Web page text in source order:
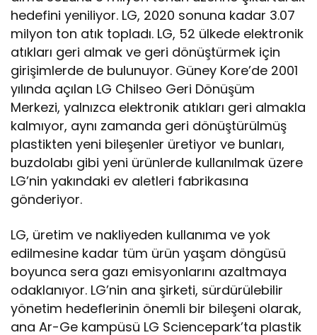
hedefini yeniliyor. LG, 2020 sonuna kadar 3.07
milyon ton atık topladı. LG, 52 ülkede elektronik
atıkları geri almak ve geri dönüştürmek için
girişimlerde de bulunuyor. Güney Kore’de 2001
yılında açılan LG Chilseo Geri Dönüşüm
Merkezi, yalnızca elektronik atıkları geri almakla
kalmıyor, aynı zamanda geri dönüştürülmüş
plastikten yeni bileşenler üretiyor ve bunları,
buzdolabı gibi yeni ürünlerde kullanılmak üzere
LG’nin yakındaki ev aletleri fabrikasına
gönderiyor.
LG, üretim ve nakliyeden kullanıma ve yok
edilmesine kadar tüm ürün yaşam döngüsü
boyunca sera gazı emisyonlarını azaltmaya
odaklanıyor. LG’nin ana şirketi, sürdürülebilir
yönetim hedeflerinin önemli bir bileşeni olarak,
ana Ar-Ge kampüsü LG Sciencepark’ta plastik